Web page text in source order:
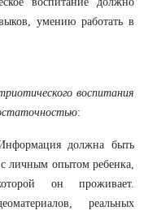
умению работать в
воспитания
:
должна быть
личным опытом ребенка,
он проживает.
реальных